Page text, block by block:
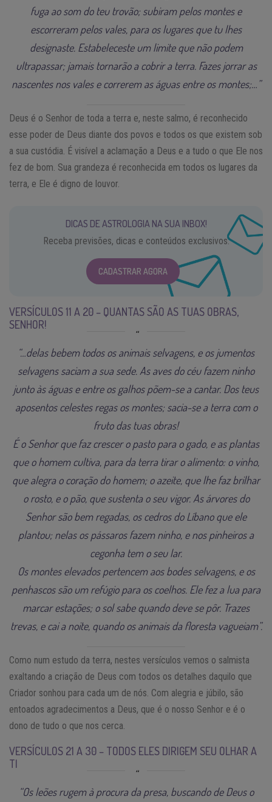
fuga ao som do teu trovão; subiram pelos montes e
escorreram pelos vales, para os lugares que tu lhes
designaste. Estabeleceste um limite que não podem
ultrapassar; jamais tornarão a cobrir a terra. Fazes jorrar as
nascentes nos vales e correrem as águas entre os montes;…”
Deus é o Senhor de toda a terra e, neste salmo, é reconhecido
esse poder de Deus diante dos povos e todos os que existem sob
a sua custódia. É visível a aclamação a Deus e a tudo o que Ele nos
fez de bom. Sua grandeza é reconhecida em todos os lugares da
terra, e Ele é digno de louvor.
DICAS DE ASTROLOGIA NA SUA INBOX!
Receba previsões, dicas e conteúdos exclusivos.
CADASTRAR AGORA
VERSÍCULOS 11 A 20 – QUANTAS SÃO AS TUAS OBRAS,
SENHOR!
“…delas bebem todos os animais selvagens, e os jumentos
selvagens saciam a sua sede. As aves do céu fazem ninho
junto às águas e entre os galhos põem-se a cantar. Dos teus
aposentos celestes regas os montes; sacia-se a terra com o
fruto das tuas obras!
É o Senhor que faz crescer o pasto para o gado, e as plantas
que o homem cultiva, para da terra tirar o alimento: o vinho,
que alegra o coração do homem; o azeite, que lhe faz brilhar
o rosto, e o pão, que sustenta o seu vigor. As árvores do
Senhor são bem regadas, os cedros do Líbano que ele
plantou; nelas os pássaros fazem ninho, e nos pinheiros a
cegonha tem o seu lar.
Os montes elevados pertencem aos bodes selvagens, e os
penhascos são um refúgio para os coelhos. Ele fez a lua para
marcar estações; o sol sabe quando deve se pôr. Trazes
trevas, e cai a noite, quando os animais da floresta vagueiam”.
Como num estudo da terra, nestes versículos vemos o salmista
exaltando a criação de Deus com todos os detalhes daquilo que
Criador sonhou para cada um de nós. Com alegria e júbilo, são
entoados agradecimentos a Deus, que é o nosso Senhor e é o
dono de tudo o que nos cerca.
VERSÍCULOS 21 A 30 – TODOS ELES DIRIGEM SEU OLHAR A
TI
“Os leões rugem à procura da presa, buscando de Deus o